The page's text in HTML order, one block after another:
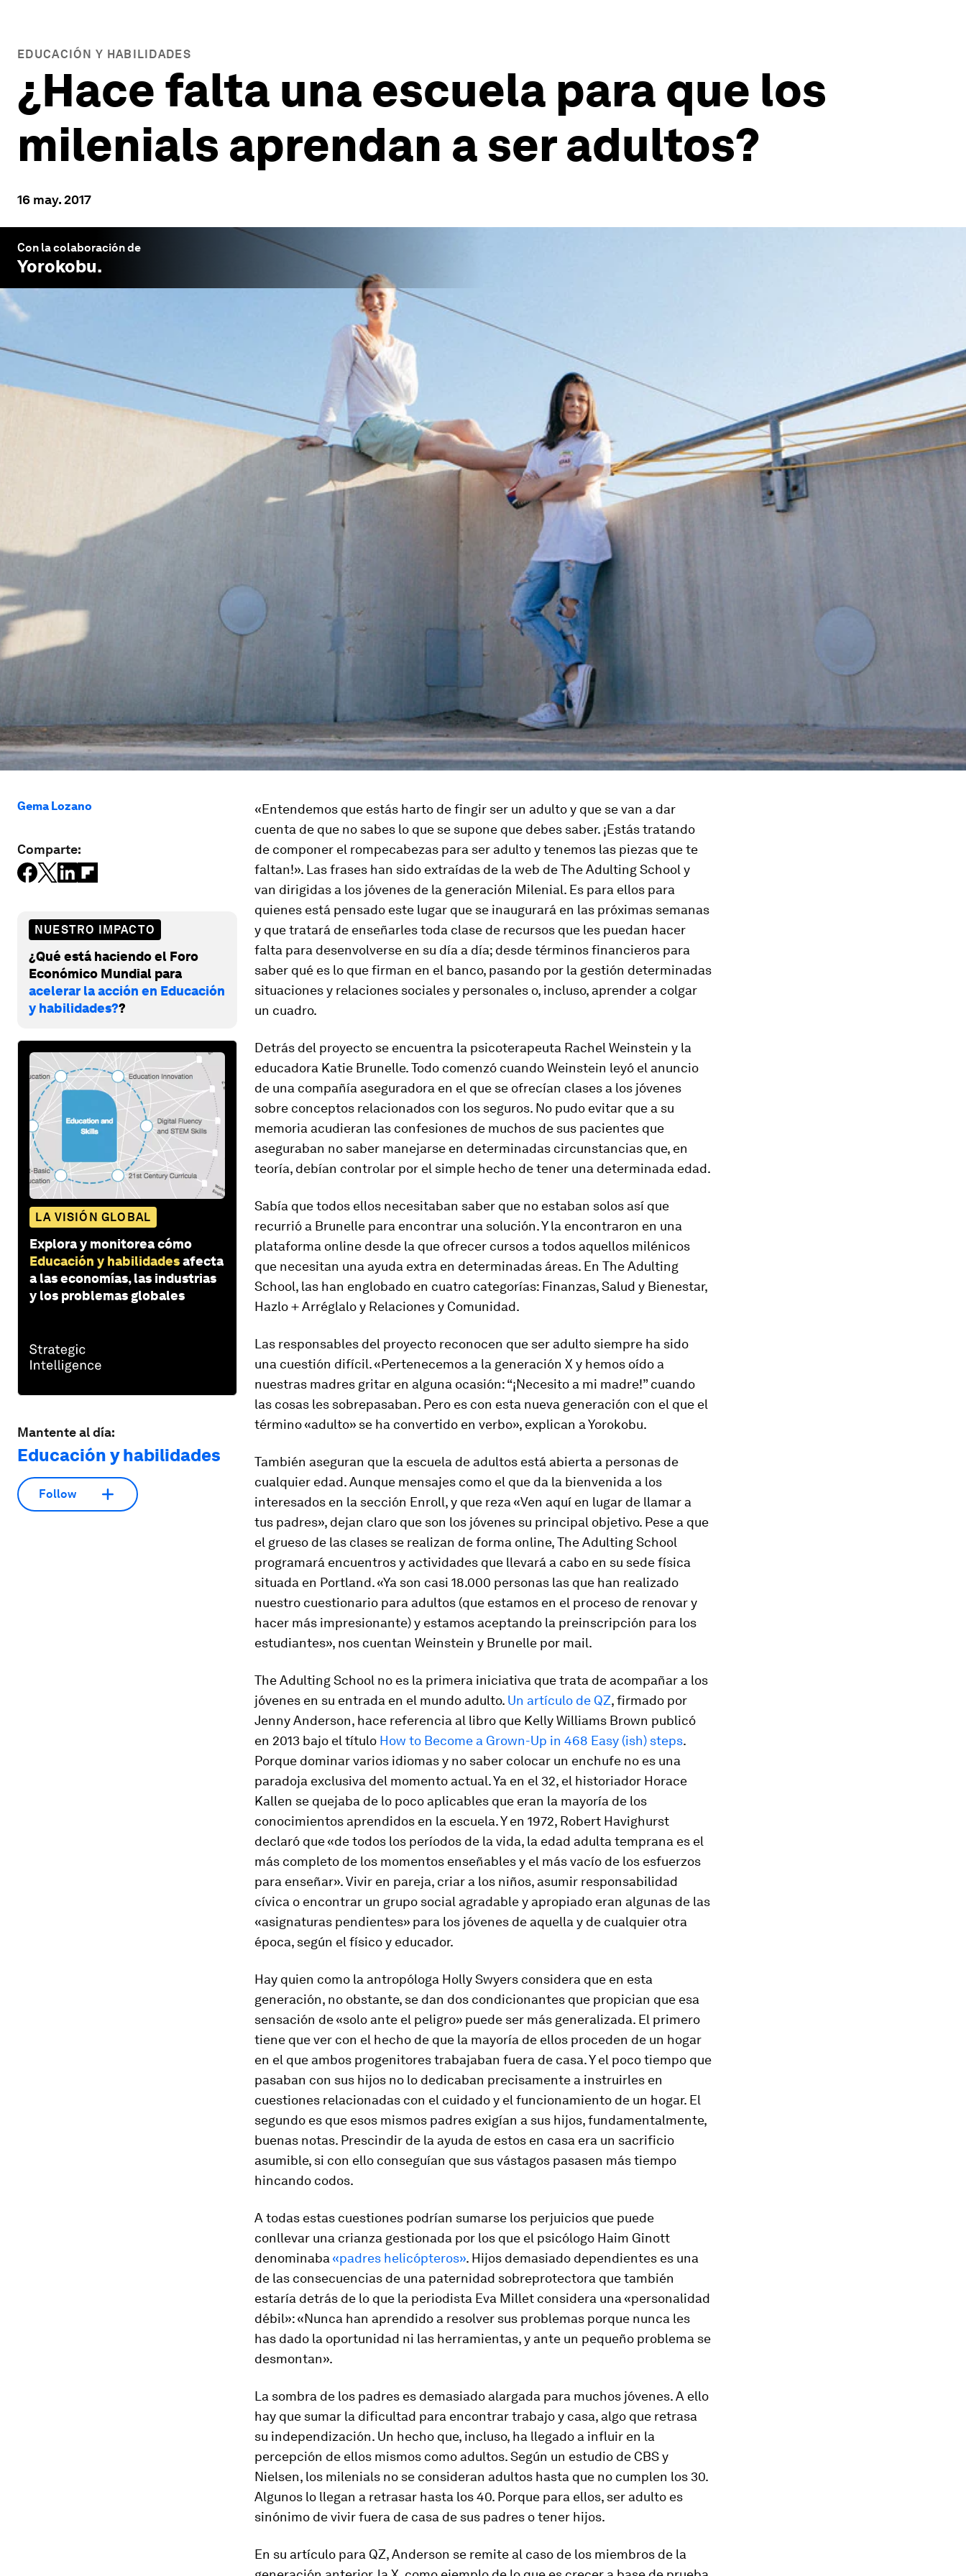
EDUCACIÓN Y HABILIDADES
¿Hace falta una escuela para que los
milenials aprendan a ser adultos?
16 may. 2017
Con la colaboración de
Yorokobu.
Gema Lozano
Comparte:
NUESTRO IMPACTO
¿Qué está haciendo el Foro
Económico Mundial para
acelerar la acción en Educación
y habilidades??
LA VISIÓN GLOBAL
Explora y monitorea cómo
Educación y habilidadesafecta
a las economías, las industrias
y los problemas globales
Mantente al día:
Educación y habilidades
Follow
«Entendemos que estás harto de fingir ser un adulto y que se van a dar
cuenta de que no sabes lo que se supone que debes saber. ¡Estás tratando
de componer el rompecabezas para ser adulto y tenemos las piezas que te
faltan!». Las frases han sido extraídas de la web deThe Adulting School y
van dirigidas a los jóvenes de la generación Milenial. Es para ellos para
quienes está pensado este lugar que se inaugurará en las próximas semanas
y que tratará de enseñarles toda clase de recursos que les puedan hacer
falta para desenvolverse en su día a día; desde términos financieros para
saber qué es lo que firman en el banco, pasando por la gestión determinadas
situaciones y relaciones sociales y personales o, incluso, aprender a colgar
un cuadro.
Detrás del proyecto se encuentra la psicoterapeuta Rachel Weinstein y la
educadora Katie Brunelle. Todo comenzó cuando Weinstein leyó el anuncio
de una compañía aseguradora en el que se ofrecían clases a los jóvenes
sobre conceptos relacionados con los seguros. No pudo evitar que a su
memoria acudieran las confesiones de muchos de sus pacientes que
aseguraban no saber manejarse en determinadas circunstancias que, en
teoría, debían controlar por el simple hecho de tener una determinada edad.
Sabía que todos ellos necesitaban saber que no estaban solos así que
recurrió a Brunelle para encontrar una solución. Y la encontraron en una
plataforma online desde la que ofrecer cursos a todos aquellos milénicos
que necesitan una ayuda extra en determinadas áreas. En The Adulting
School, las han englobado en cuatro categorías: Finanzas, Salud y Bienestar,
Hazlo + Arréglalo y Relaciones y Comunidad.
Las responsables del proyecto reconocen que ser adulto siempre ha sido
una cuestión difícil. «Pertenecemos a la generación X y hemos oído a
nuestras madres gritar en alguna ocasión: “¡Necesito a mi madre!” cuando
las cosas les sobrepasaban. Pero es con esta nueva generación con el que el
término «adulto» se ha convertido en verbo», explican a Yorokobu.
También aseguran que la escuela de adultos está abierta a personas de
cualquier edad. Aunque mensajes como el que da la bienvenida a los
interesados en la sección Enroll, y que reza «Ven aquí en lugar de llamar a
tus padres», dejan claro que son los jóvenes su principal objetivo. Pese a que
el grueso de las clases se realizan de forma online,The Adulting School
programará encuentros y actividades que llevará a cabo en su sede física
situada en Portland. «Ya son casi 18.000 personas las que han realizado
nuestro cuestionario para adultos (que estamos en el proceso de renovar y
hacer más impresionante) y estamos aceptando la preinscripción para los
estudiantes», nos cuentan Weinstein y Brunelle por mail.
The Adulting School no es la primera iniciativa que trata de acompañar a los
jóvenes en su entrada en el mundo adulto. Un artículo de QZ, firmado por
Jenny Anderson, hace referencia al libro que Kelly Williams Brown publicó
en 2013 bajo el título How to Become a Grown-Up in 468 Easy (ish) steps.
Porque dominar varios idiomas y no saber colocar un enchufe no es una
paradoja exclusiva del momento actual. Ya en el 32, el historiador Horace
Kallen se quejaba de lo poco aplicables que eran la mayoría de los
conocimientos aprendidos en la escuela. Y en 1972, Robert Havighurst
declaró que «de todos los períodos de la vida, la edad adulta temprana es el
más completo de los momentos enseñables y el más vacío de los esfuerzos
para enseñar». Vivir en pareja, criar a los niños, asumir responsabilidad
cívica o encontrar un grupo social agradable y apropiado eran algunas de las
«asignaturas pendientes» para los jóvenes de aquella y de cualquier otra
época, según el físico y educador.
Hay quien como la antropóloga Holly Swyers considera que en esta
generación, no obstante, se dan dos condicionantes que propician que esa
sensación de «solo ante el peligro» puede ser más generalizada. El primero
tiene que ver con el hecho de que la mayoría de ellos proceden de un hogar
en el que ambos progenitores trabajaban fuera de casa. Y el poco tiempo que
pasaban con sus hijos no lo dedicaban precisamente a instruirles en
cuestiones relacionadas con el cuidado y el funcionamiento de un hogar. El
segundo es que esos mismos padres exigían a sus hijos, fundamentalmente,
buenas notas. Prescindir de la ayuda de estos en casa era un sacrificio
asumible, si con ello conseguían que sus vástagos pasasen más tiempo
hincando codos.
A todas estas cuestiones podrían sumarse los perjuicios que puede
conllevar una crianza gestionada por los que el psicólogo Haim Ginott
denominaba «padres helicópteros». Hijos demasiado dependientes es una
de las consecuencias de una paternidad sobreprotectora que también
estaría detrás de lo que la periodista Eva Millet considera una «personalidad
débil»: «Nunca han aprendido a resolver sus problemas porque nunca les
has dado la oportunidad ni las herramientas, y ante un pequeño problema se
desmontan».
La sombra de los padres es demasiado alargada para muchos jóvenes. A ello
hay que sumar la dificultad para encontrar trabajo y casa, algo que retrasa
su independización. Un hecho que, incluso, ha llegado a influir en la
percepción de ellos mismos como adultos. Según un estudio de CBS y
Nielsen, los milenials no se consideran adultos hasta que no cumplen los 30.
Algunos lo llegan a retrasar hasta los 40. Porque para ellos, ser adulto es
sinónimo de vivir fuera de casa de sus padres o tener hijos.
En su artículo para QZ, Anderson se remite al caso de los miembros de la